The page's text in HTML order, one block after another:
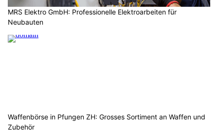
MRS Elektro GmbH: Professionelle Elektroarbeiten für
Neubauten
Waffenbörse in Pfungen ZH: Grosses Sortiment an Waffen und
Zubehör